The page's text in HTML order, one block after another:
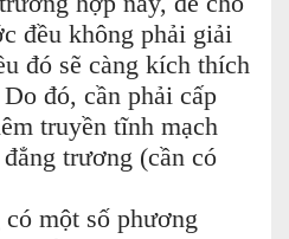
đều không phải giải
đó sẽ càng kích thích
đó, cần phải cấp
truyền tĩnh mạch
trương (cần có
một số phương